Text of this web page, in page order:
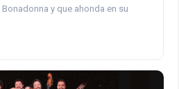
y que ahonda en su